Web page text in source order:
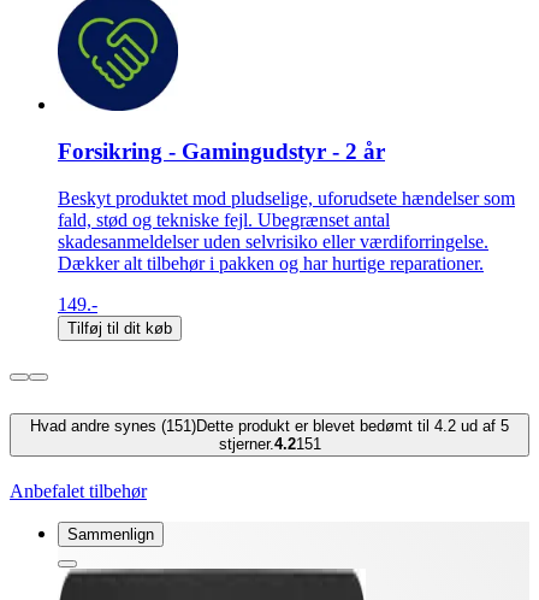
Forsikring - Gamingudstyr - 2 år
Beskyt produktet mod pludselige, uforudsete hændelser som
fald, stød og tekniske fejl. Ubegrænset antal
skadesanmeldelser uden selvrisiko eller værdiforringelse.
Dækker alt tilbehør i pakken og har hurtige reparationer.
149.-
Tilføj til dit køb
Hvad andre synes (151)Dette produkt er blevet bedømt til 4.2 ud af 5
stjerner.4.2151
Anbefalet tilbehør
Sammenlign